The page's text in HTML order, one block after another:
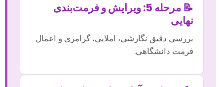
📝 مرحله 5: ویرایش و فرمت‌بندی
نهایی
بررسی دقیق نگارشی، املایی، گرامری و اعمال
فرمت دانشگاهی.